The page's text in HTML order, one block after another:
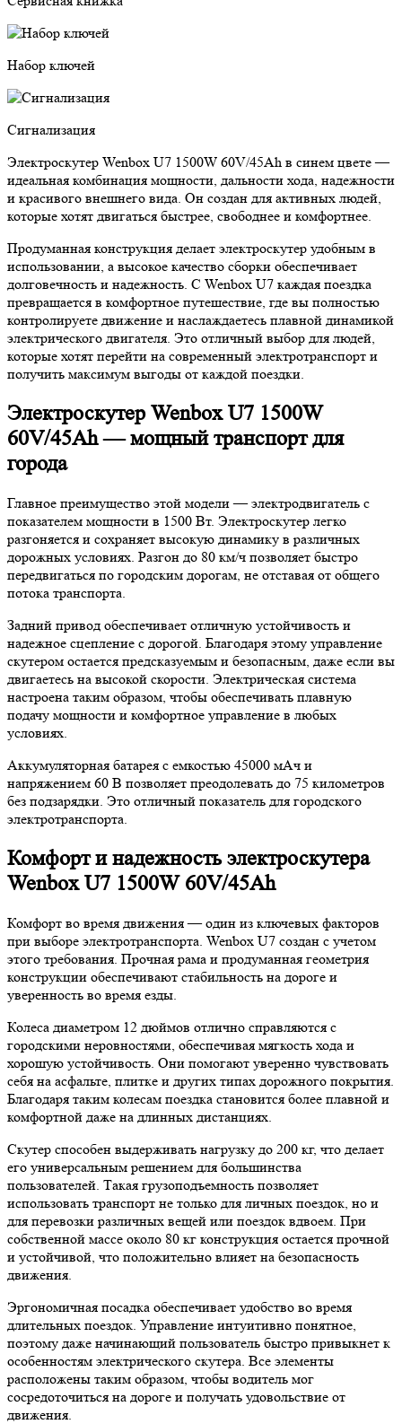
Набор ключей
Сигнализация
Электроскутер Wenbox U7 1500W 60V/45Ah в синем цвете —
идеальная комбинация мощности, дальности хода, надежности
и красивого внешнего вида. Он создан для активных людей,
которые хотят двигаться быстрее, свободнее и комфортнее.
Продуманная конструкция делает электроскутер удобным в
использовании, а высокое качество сборки обеспечивает
долговечность и надежность. С Wenbox U7 каждая поездка
превращается в комфортное путешествие, где вы полностью
контролируете движение и наслаждаетесь плавной динамикой
электрического двигателя. Это отличный выбор для людей,
которые хотят перейти на современный электротранспорт и
получить максимум выгоды от каждой поездки.
Электроскутер Wenbox U7 1500W
60V/45Ah — мощный транспорт для
города
Главное преимущество этой модели — электродвигатель с
показателем мощности в 1500 Вт. Электроскутер легко
разгоняется и сохраняет высокую динамику в различных
дорожных условиях. Разгон до 80 км/ч позволяет быстро
передвигаться по городским дорогам, не отставая от общего
потока транспорта.
Задний привод обеспечивает отличную устойчивость и
надежное сцепление с дорогой. Благодаря этому управление
скутером остается предсказуемым и безопасным, даже если вы
двигаетесь на высокой скорости. Электрическая система
настроена таким образом, чтобы обеспечивать плавную
подачу мощности и комфортное управление в любых
условиях.
Аккумуляторная батарея с емкостью 45000 мАч и
напряжением 60 В позволяет преодолевать до 75 километров
без подзарядки. Это отличный показатель для городского
электротранспорта.
Комфорт и надежность электроскутера
Wenbox U7 1500W 60V/45Ah
Комфорт во время движения — один из ключевых факторов
при выборе электротранспорта. Wenbox U7 создан с учетом
этого требования. Прочная рама и продуманная геометрия
конструкции обеспечивают стабильность на дороге и
уверенность во время езды.
Колеса диаметром 12 дюймов отлично справляются с
городскими неровностями, обеспечивая мягкость хода и
хорошую устойчивость. Они помогают уверенно чувствовать
себя на асфальте, плитке и других типах дорожного покрытия.
Благодаря таким колесам поездка становится более плавной и
комфортной даже на длинных дистанциях.
Скутер способен выдерживать нагрузку до 200 кг, что делает
его универсальным решением для большинства
пользователей. Такая грузоподъемность позволяет
использовать транспорт не только для личных поездок, но и
для перевозки различных вещей или поездок вдвоем. При
собственной массе около 80 кг конструкция остается прочной
и устойчивой, что положительно влияет на безопасность
движения.
Эргономичная посадка обеспечивает удобство во время
длительных поездок. Управление интуитивно понятное,
поэтому даже начинающий пользователь быстро привыкнет к
особенностям электрического скутера. Все элементы
расположены таким образом, чтобы водитель мог
сосредоточиться на дороге и получать удовольствие от
движения.